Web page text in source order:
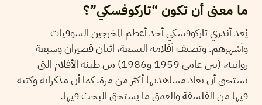
ما معنى أن تكون “تاركوفسكي”؟
يُعد أندري تاركوفسكي أحد أعظم المخرجين السوفيات
وأشهرهم. وتصنف أفلامه التسعة، اثنان قصيران وسبعة
روائية، (بين عامي 1959 و1986) من طينة الأفلام التي
تستحق أن يعاد مشاهدتها أكثر من مرة. كما أن مذكراته وكتبه
فيها من الفلسفة والعمق ما يستحق البحث فيها.